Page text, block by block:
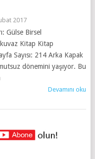
2017
Gülse Birsel
Kitap Kitap
Sayısı: 214 Arka Kapak
dönemini yaşıyor. Bu
Devamını oku